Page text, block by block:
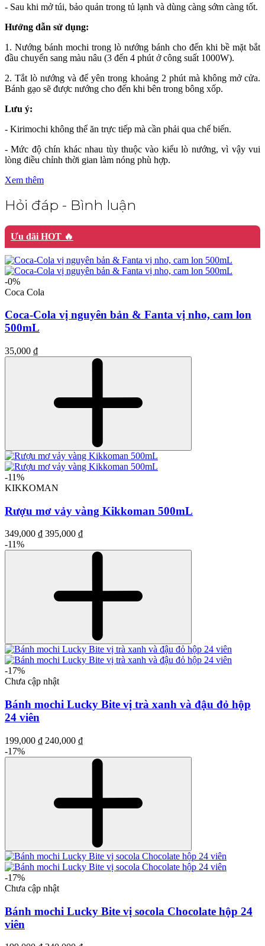
- Sau khi mở túi, bảo quản trong tủ lạnh và dùng càng sớm càng tốt.
Hướng dẫn sử dụng:
1. Nướng bánh mochi trong lò nướng bánh cho đến khi bề mặt bắt
đầu chuyển sang màu nâu (3 đến 4 phút ở công suất 1000W).
2. Tắt lò nướng và để yên trong khoảng 2 phút mà không mở cửa.
Bánh gạo sẽ được nướng cho đến khi bên trong bông xốp.
Lưu ý:
- Kirimochi không thể ăn trực tiếp mà cần phải qua chế biến.
- Mức độ chín khác nhau tùy thuộc vào kiểu lò nướng, vì vậy vui
lòng điều chỉnh thời gian làm nóng phù hợp.
Xem thêm
Hỏi đáp - Bình luận
Ưu đãi HOT 🔥
-0%
Coca Cola
Coca-Cola vị nguyên bản & Fanta vị nho, cam lon
500mL
35,000 ₫
-11%
KIKKOMAN
Rượu mơ vảy vàng Kikkoman 500mL
349,000 ₫ 395,000 ₫
-11%
-17%
Chưa cập nhật
Bánh mochi Lucky Bite vị trà xanh và đậu đỏ hộp
24 viên
199,000 ₫ 240,000 ₫
-17%
-17%
Chưa cập nhật
Bánh mochi Lucky Bite vị socola Chocolate hộp 24
viên